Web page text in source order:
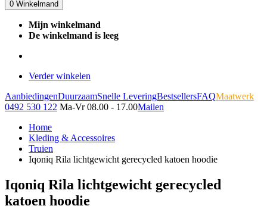
0 Winkelmand
Mijn winkelmand
De winkelmand is leeg
Verder winkelen
AanbiedingenDuurzaamSnelle LeveringBestsellersFAQMaatwerk
0492 530 122 Ma-Vr 08.00 - 17.00Mailen
Home
Kleding & Accessoires
Truien
Iqoniq Rila lichtgewicht gerecycled katoen hoodie
Iqoniq Rila lichtgewicht gerecycled
katoen hoodie